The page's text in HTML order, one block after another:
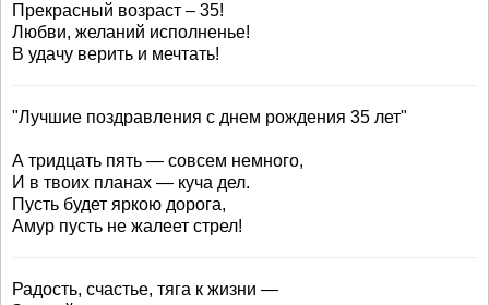
Прекрасный возраст – 35!
Любви, желаний исполненье!
В удачу верить и мечтать!
"Лучшие поздравления с днем рождения 35 лет"
А тридцать пять — совсем немного,
И в твоих планах — куча дел.
Пусть будет яркою дорога,
Амур пусть не жалеет стрел!
Радость, счастье, тяга к жизни —